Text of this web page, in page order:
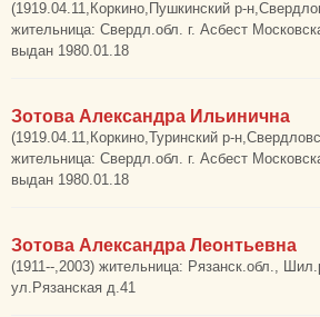
(1919.04.11,Коркино,Пушкинский р-
жительница: Свердл.обл. г. Асбест
выдан 1980.01.18
Зотова Александра Ильинична
(1919.04.11,Коркино,Туринский р-
жительница: Свердл.обл. г. Асбест
выдан 1980.01.18
Зотова Александра Леонтьевна
(1911--,2003) жительница: Рязанск.обл.,
ул.Рязанская д.41